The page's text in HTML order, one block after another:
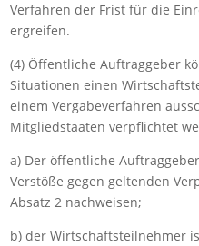
Verfahren der Frist für die
ergreifen.
(4) Öffentliche Auftraggeber
Situationen einen
einem Vergabeverfahren
Mitgliedstaaten verpflichtet
a) Der öffentliche
Verstöße gegen geltenden
Absatz 2 nachweisen;
b) der Wirtschaftsteilnehmer